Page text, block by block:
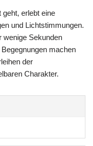
erlebt eine
und Lichtstimmungen.
wenige Sekunden
machen
der
Charakter.